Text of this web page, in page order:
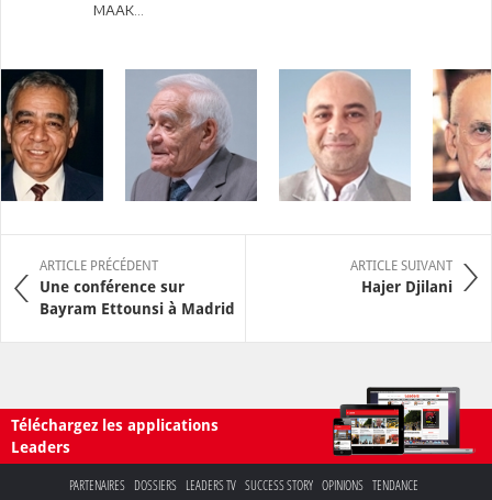
MAAK...
ARTICLE PRÉCÉDENT
Une conférence sur
Bayram Ettounsi à Madrid
ARTICLE SUIVANT
Hajer Djilani
Téléchargez les applications
Leaders
PARTENAIRES DOSSIERS LEADERS TV SUCCESS STORY OPINIONS TENDANCE